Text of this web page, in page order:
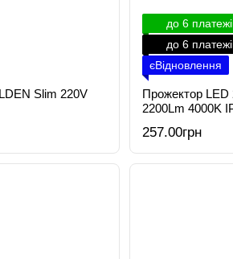
Slim 220V
до 6
до 6
єВідновлення
Прожектор
2200Lm 4000K
257.00грн